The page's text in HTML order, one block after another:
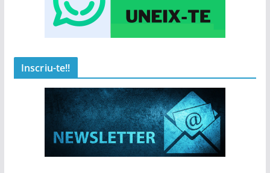
Inscriu-te!!